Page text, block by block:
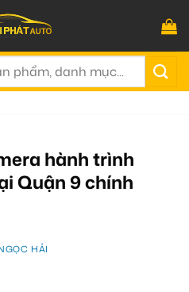
hành trình
Quận 9 chính
HẢI